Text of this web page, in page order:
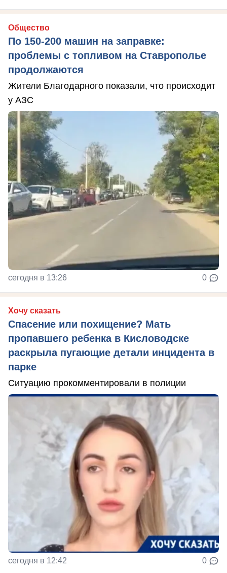
Общество
По 150-200 машин на заправке:
проблемы с топливом на Ставрополье
продолжаются
Жители Благодарного показали, что происходит
у АЗС
сегодня в 13:26 0
Хочу сказать
Спасение или похищение? Мать
пропавшего ребенка в Кисловодске
раскрыла пугающие детали инцидента в
парке
Ситуацию прокомментировали в полиции
сегодня в 12:42 0